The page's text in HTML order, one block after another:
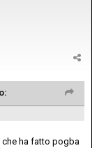
ha fatto pogba